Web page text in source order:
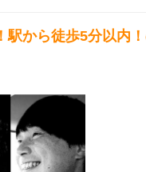
駅から徒歩5分以内